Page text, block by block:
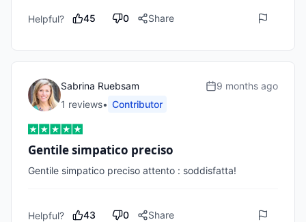
Helpful? 45 0 Share
Sabrina Ruebsam
1 reviews• Contributor
9 months ago
Gentile simpatico preciso
Gentile simpatico preciso attento : soddisfatta!
Helpful? 43 0 Share